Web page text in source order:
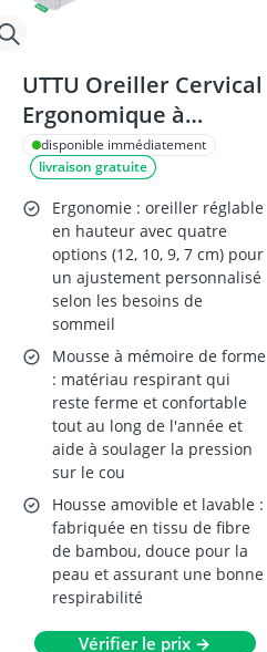
UTTU Oreiller Cervical
Ergonomique à
Mémoire de Forme
disponible immédiatement
livraison gratuite
Ergonomie : oreiller réglable
en hauteur avec quatre
options (12, 10, 9, 7 cm) pour
un ajustement personnalisé
selon les besoins de
sommeil
Mousse à mémoire de forme
: matériau respirant qui
reste ferme et confortable
tout au long de l'année et
aide à soulager la pression
sur le cou
Housse amovible et lavable :
fabriquée en tissu de fibre
de bambou, douce pour la
peau et assurant une bonne
respirabilité
Vérifier le prix →